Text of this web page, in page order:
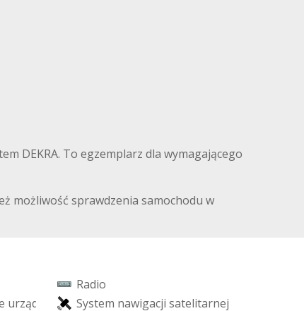
DEKRA. To egzemplarz dla wymagającego
możliwość sprawdzenia samochodu w
Radio
urząd System nawigacji satelitarnej